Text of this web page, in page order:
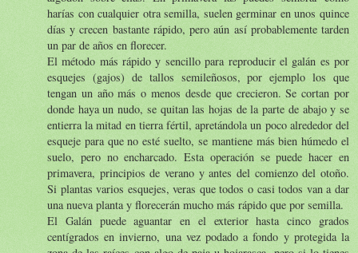
harías con cualquier otra semilla, suelen germinar en unos quince
días y crecen bastante rápido, pero aún así probablemente tarden
un par de años en florecer.
El método más rápido y sencillo para reproducir el galán es por
esquejes (gajos) de tallos semileñosos, por ejemplo los que
tengan un año más o menos desde que crecieron. Se cortan por
donde haya un nudo, se quitan las hojas de la parte de abajo y se
entierra la mitad en tierra fértil, apretándola un poco alrededor del
esqueje para que no esté suelto, se mantiene más bien húmedo el
suelo, pero no encharcado. Esta operación se puede hacer en
primavera, principios de verano y antes del comienzo del otoño.
Si plantas varios esquejes, veras que todos o casi todos van a dar
una nueva planta y florecerán mucho más rápido que por semilla.
El Galán puede aguantar en el exterior hasta cinco grados
centígrados en invierno, una vez podado a fondo y protegida la